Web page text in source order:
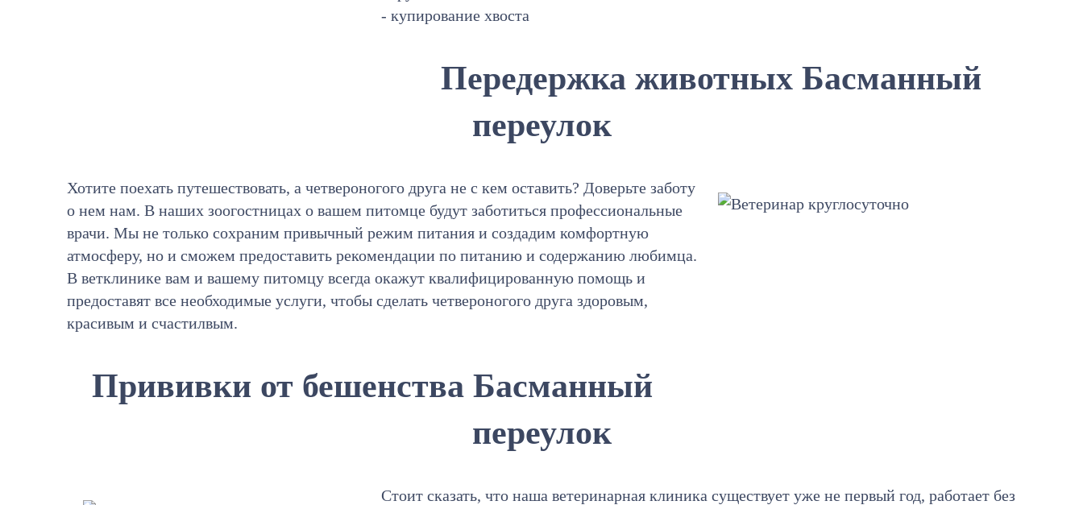
- купирование хвоста
Передержка животных Басманный
переулок
Хотите поехать путешествовать, а четвероногого друга не с кем оставить? Доверьте заботу
о нем нам. В наших зоогостницах о вашем питомце будут заботиться профессиональные
врачи. Мы не только сохраним привычный режим питания и создадим комфортную
атмосферу, но и сможем предоставить рекомендации по питанию и содержанию любимца.
В ветклинике вам и вашему питомцу всегда окажут квалифицированную помощь и
предоставят все необходимые услуги, чтобы сделать четвероногого друга здоровым,
красивым и счастилвым.
Прививки от бешенства Басманный
переулок
Стоит сказать, что наша ветеринарная клиника существует уже не первый год, работает без